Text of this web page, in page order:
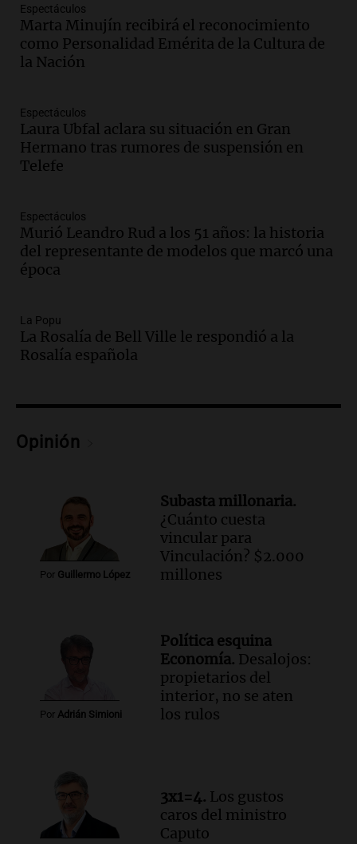
y llega avión para escuelas de la décima
brigada aérea
Panorama Federal
Episodios
como enfermedad laboral tras la muerte
de un docente
Panorama Federal
Episodios
Luis a partir de agosto por nueva
regulación de la energía
Panorama Federal
Episodios
buscar ayuda el último año”
La Argentina, hoy
Episodios
Noticias Rosario
compras de Antonella: bromas en
Rosario.
Ahora país
Episodios
Audio.José Roccuzzo, cortes de carne y
Episodios
Audio. Luciano Cáceres llega a Córdoba a
presentar “Paraíso”, una obra que
cuestiona certezas masculinas
Amamos Argentina
Espectáculos
Marta Minujín recibirá el reconocimiento
como Personalidad Emérita de la Cultura de
la Nación
Espectáculos
Laura Ubfal aclara su situación en Gran
Hermano tras rumores de suspensión en
Telefe
Espectáculos
Murió Leandro Rud a los 51 años: la historia
del representante de modelos que marcó una
época
La Popu
La Rosalía de Bell Ville le respondió a la
Rosalía española
Opinión
Por Guillermo López
Subasta millonaria.
¿Cuánto cuesta
vincular para
Vinculación? $2.000
millones
Por Adrián Simioni
Política esquina
Economía. Desalojos:
propietarios del
interior, no se aten
los rulos
3x1=4. Los gustos
caros del ministro
Caputo